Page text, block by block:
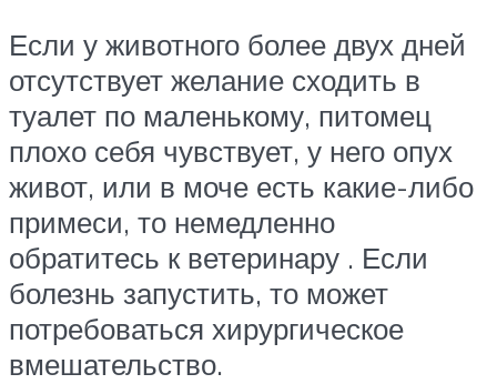
Если у животного более двух дней
отсутствует желание сходить в
туалет по маленькому, питомец
плохо себя чувствует, у него опух
живот, или в моче есть какие-либо
примеси, то немедленно
обратитесь к ветеринару . Если
болезнь запустить, то может
потребоваться хирургическое
вмешательство.